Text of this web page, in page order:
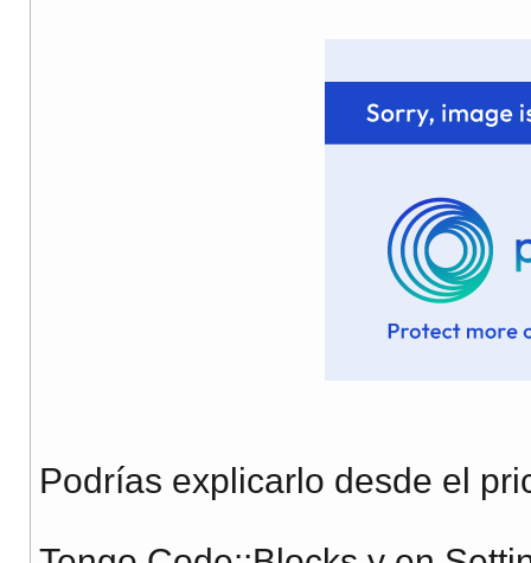
Podrías explicarlo desde el